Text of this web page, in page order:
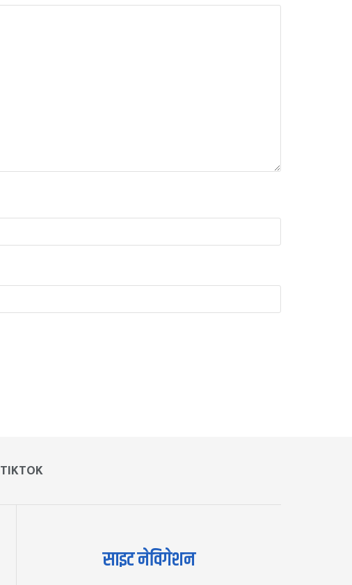
TIKTOK
साइट नेविगेशन